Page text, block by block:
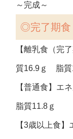
～完成～
◎完了期食
【離乳食（完
質16.9ｇ 脂質
【普通食】エ
脂質11.8ｇ
【3歳以上食